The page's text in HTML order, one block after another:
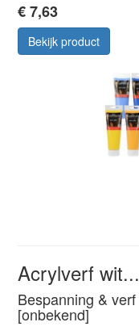
€ 7,63
Bekijk product
Acrylverf wit...
Bespanning & verf
[onbekend]